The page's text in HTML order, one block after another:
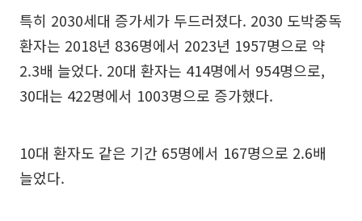
특히 2030세대 증가세가 두드러졌다. 2030 도박중독
환자는 2018년 836명에서 2023년 1957명으로 약
2.3배 늘었다. 20대 환자는 414명에서 954명으로,
30대는 422명에서 1003명으로 증가했다.
10대 환자도 같은 기간 65명에서 167명으로 2.6배
늘었다.